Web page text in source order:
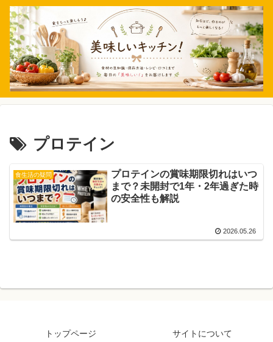
プロテイン
食生活の疑問
プロテインの賞味期限切れはいつ
まで？未開封で1年・2年過ぎた時
の安全性も解説
2026.05.26
トップページ
サイトについて